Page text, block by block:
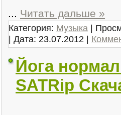
... Читать дальше »
Категория: Музыка |
| Дата: 23.07.2012 |
Йога
SATRip